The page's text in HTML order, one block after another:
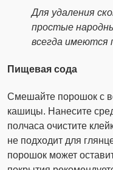
Для удаления
простые
всегда имеются
Пищевая сода
Смешайте порошок с
кашицы. Нанесите
полчаса очистите
не подходит для
порошок может